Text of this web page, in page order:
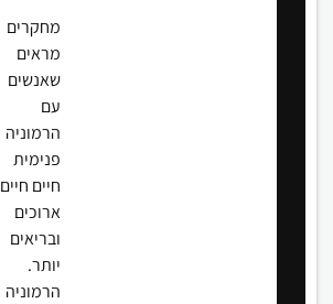
מחקרים
מראים
שאנשים
עם
הרמוניה
פנימית
חיים חיים
ארוכים
ובריאים
יותר.
הרמוניה